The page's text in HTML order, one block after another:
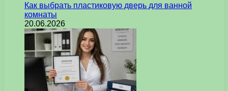
Как выбрать пластиковую дверь для ванной
комнаты
20.06.2026